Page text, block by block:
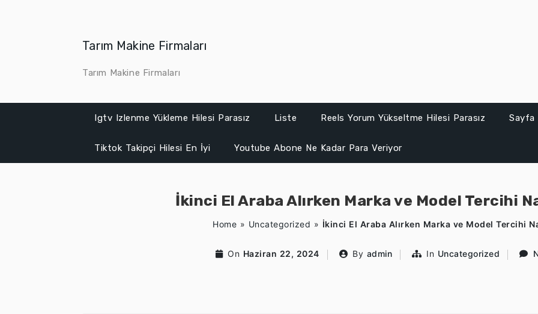
Tarım Makine Firmaları
Tarım Makine Firmaları
Igtv Izlenme Yükleme Hilesi Parasız Liste Reels Yorum Yükseltme Hilesi Parasız Sayfa
Tiktok Takipçi Hilesi En İyi Youtube Abone Ne Kadar Para Veriyor
İkinci El Araba Alırken Marka ve Model Tercihi
Home » Uncategorized » İkinci El Araba Alırken Marka ve Model Tercihi
On Haziran 22, 2024 By admin In Uncategorized